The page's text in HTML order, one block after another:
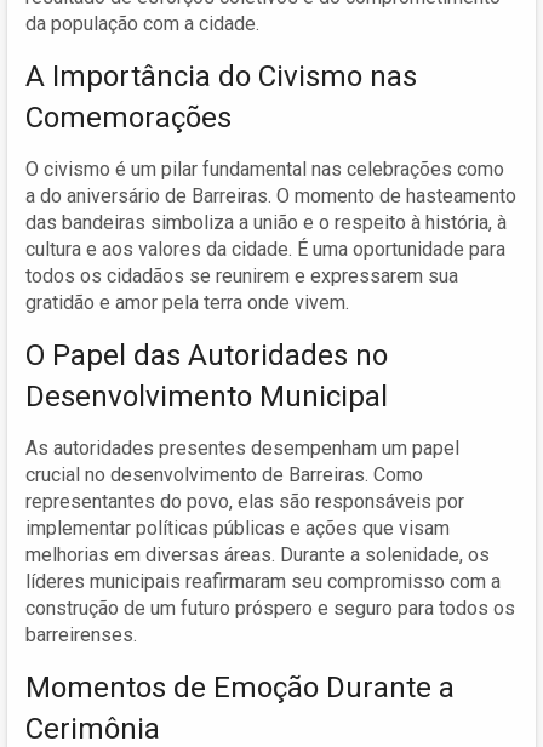
da população com a cidade.
A Importância do Civismo nas
Comemorações
O civismo é um pilar fundamental nas celebrações como
a do aniversário de Barreiras. O momento de hasteamento
das bandeiras simboliza a união e o respeito à história, à
cultura e aos valores da cidade. É uma oportunidade para
todos os cidadãos se reunirem e expressarem sua
gratidão e amor pela terra onde vivem.
O Papel das Autoridades no
Desenvolvimento Municipal
As autoridades presentes desempenham um papel
crucial no desenvolvimento de Barreiras. Como
representantes do povo, elas são responsáveis por
implementar políticas públicas e ações que visam
melhorias em diversas áreas. Durante a solenidade, os
líderes municipais reafirmaram seu compromisso com a
construção de um futuro próspero e seguro para todos os
barreirenses.
Momentos de Emoção Durante a
Cerimônia